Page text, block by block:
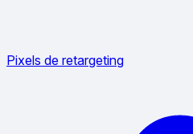
Pixels de retargeting